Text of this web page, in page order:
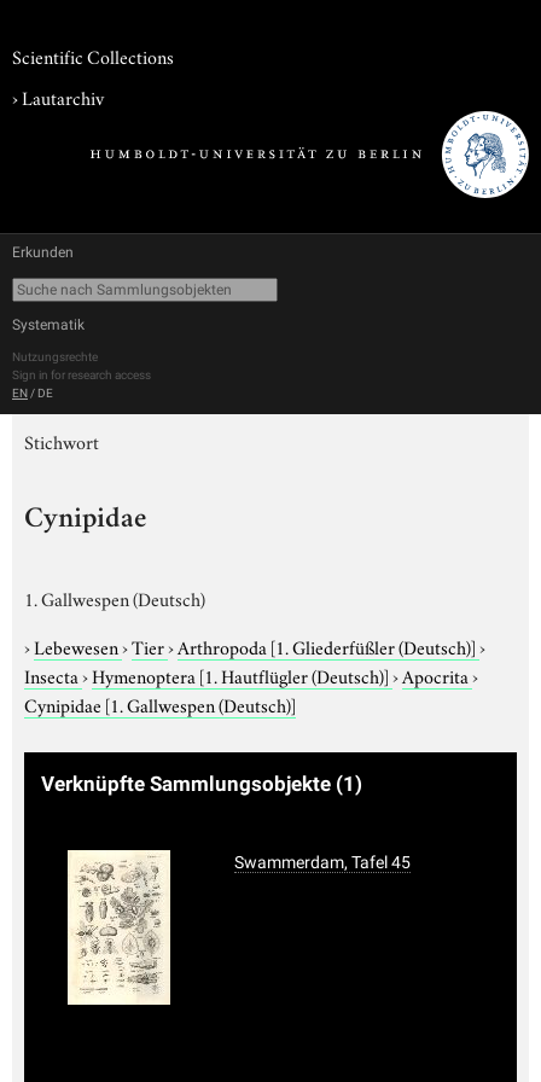
Scientific Collections
›Lautarchiv
Erkunden
Systematik
Nutzungsrechte
Sign in for research access
EN / DE
Stichwort
Cynipidae
1. Gallwespen (Deutsch)
›Lebewesen›Tier›Arthropoda [1. Gliederfüßler (Deutsch)]›
Insecta›Hymenoptera [1. Hautflügler (Deutsch)]›Apocrita›
Cynipidae [1. Gallwespen (Deutsch)]
Verknüpfte Sammlungsobjekte (1)
Swammerdam, Tafel 45